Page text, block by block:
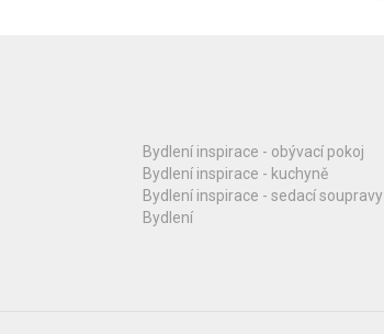
Bydlení inspirace - obývací pokoj
Bydlení inspirace - kuchyně
Bydlení inspirace - sedací soupravy
Bydlení